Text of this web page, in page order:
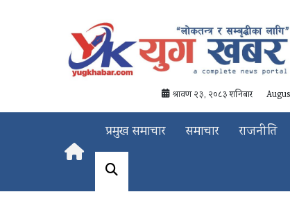
श्रावण २३, २०८३ शनिबार
प्रमुख समाचार समाचार राजनीति